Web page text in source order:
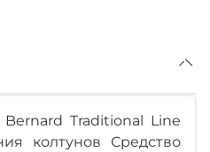
Traditional Line
колтунов Средство